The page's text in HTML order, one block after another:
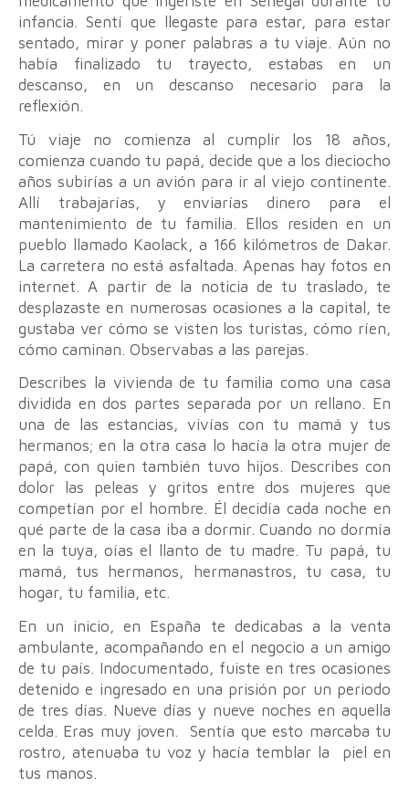
infancia. Sentí que llegaste para estar, para estar
sentado, mirar y poner palabras a tu viaje. Aún no
había finalizado tu trayecto, estabas en un
descanso, en un descanso necesario para la
reflexión.
Tú viaje no comienza al cumplir los 18 años,
comienza cuando tu papá, decide que a los dieciocho
años subirías a un avión para ir al viejo continente.
Allí trabajarías, y enviarías dinero para el
mantenimiento de tu familia. Ellos residen en un
pueblo llamado Kaolack, a 166 kilómetros de Dakar.
La carretera no está asfaltada. Apenas hay fotos en
internet. A partir de la noticia de tu traslado, te
desplazaste en numerosas ocasiones a la capital, te
gustaba ver cómo se visten los turistas, cómo ríen,
cómo caminan. Observabas a las parejas.
Describes la vivienda de tu familia como una casa
dividida en dos partes separada por un rellano. En
una de las estancias, vivías con tu mamá y tus
hermanos; en la otra casa lo hacía la otra mujer de
papá, con quien también tuvo hijos. Describes con
dolor las peleas y gritos entre dos mujeres que
competían por el hombre. Él decidía cada noche en
qué parte de la casa iba a dormir. Cuando no dormía
en la tuya, oías el llanto de tu madre. Tu papá, tu
mamá, tus hermanos, hermanastros, tu casa, tu
hogar, tu familia, etc.
En un inicio, en España te dedicabas a la venta
ambulante, acompañando en el negocio a un amigo
de tu país. Indocumentado, fuiste en tres ocasiones
detenido e ingresado en una prisión por un periodo
de tres días. Nueve días y nueve noches en aquella
celda. Eras muy joven. Sentía que esto marcaba tu
rostro, atenuaba tu voz y hacía temblar la piel en
tus manos.